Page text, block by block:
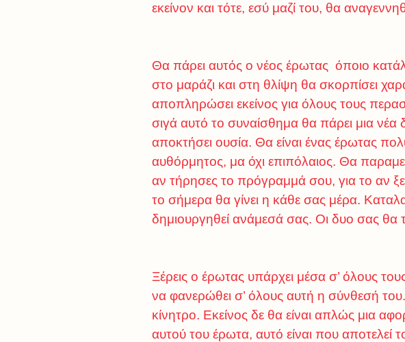
εκείνον και τότε, εσύ μαζί του, θα
Θα πάρει αυτός ο νέος έρωτας όποιο
στο μαράζι και στη θλίψη θα σκορπίσει
αποπληρώσει εκείνος για όλους τους
σιγά αυτό το συναίσθημα θα πάρει μια
αποκτήσει ουσία. Θα είναι ένας έρωτας
αυθόρμητος, μα όχι επιπόλαιος. Θα
αν τήρησες το πρόγραμμά σου, για το αν
το σήμερα θα γίνει η κάθε σας μέρα.
δημιουργηθεί ανάμεσά σας. Οι δυο σας θα
Ξέρεις ο έρωτας υπάρχει μέσα σ’ όλους
να φανερώθει σ’ όλους αυτή η σύνθεσή
κίνητρο. Εκείνος δε θα είναι απλώς μια
αυτού του έρωτα, αυτό είναι που αποτελεί